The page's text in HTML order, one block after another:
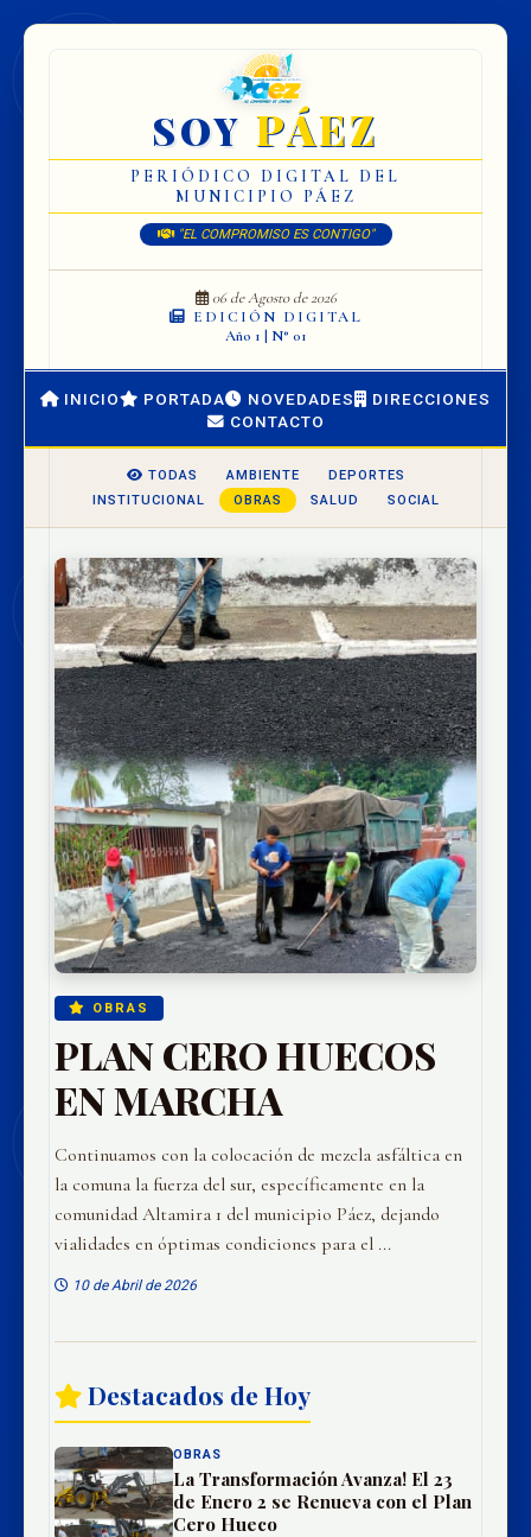
SOY PÁEZ
PERIÓDICO DIGITAL DEL
MUNICIPIO PÁEZ
"EL COMPROMISO ES CONTIGO"
06 de Agosto de 2026
EDICIÓN DIGITAL
Año 1 | N° 01
INICIO PORTADA NOVEDADES
DIRECCIONES
CONTACTO
TODAS AMBIENTE
DEPORTES
INSTITUCIONAL
OBRAS SALUD SOCIAL
OBRAS
PLAN CERO HUECOS
EN MARCHA
Continuamos con la colocación de mezcla asfáltica en
la comuna la fuerza del sur, específicamente en la
comunidad Altamira 1 del municipio Páez, dejando
vialidades en óptimas condiciones para el ...
10 de Abril de 2026
Destacados de Hoy
OBRAS
La Transformación Avanza! El 23
de Enero 2 se Renueva con el Plan
Cero Hueco